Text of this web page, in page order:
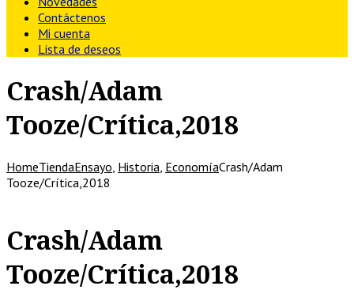
Contáctenos
Mi cuenta
Lista de deseos
Crash/Adam
Tooze/Crítica,2018
HomeTiendaEnsayo Historia EconomíaCrash/Adam
Tooze/Crítica,2018
Crash/Adam
Tooze/Crítica,2018